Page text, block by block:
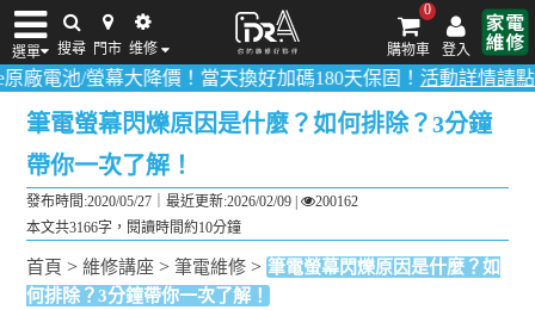
選單 搜尋 門市 维修 登入
0
購物車
iPhone維修/價格 筆電維修/價格 Android手機維修/價格 MacBook維修/價
大降價！當天換好加碼180天保固！活動詳情請點我！多數品項
筆電螢幕閃爍原因是什麼？如何排除？3分鐘
帶你一次了解！
發布時間:2020/05/27｜最近更新:2026/02/09 |
200162
本文共3166字，閱讀時間約10分鐘
首頁 >維修講座 >筆電維修 > 筆電螢幕閃爍原因是什麼？如
何排除？3分鐘帶你一次了解！